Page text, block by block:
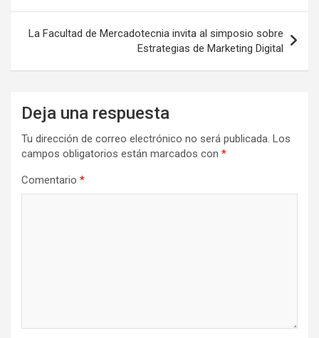
entradas
La Facultad de Mercadotecnia invita al simposio sobre
Estrategias de Marketing Digital
Deja una respuesta
Tu dirección de correo electrónico no será publicada. Los
campos obligatorios están marcados con *
Comentario *